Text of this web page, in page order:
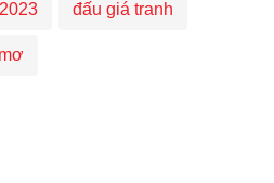
đấu giá tranh